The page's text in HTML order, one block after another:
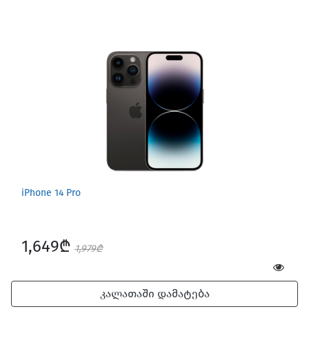
iPhone 14 Pro
1,649₾ 1,979₾
კალათაში დამატება